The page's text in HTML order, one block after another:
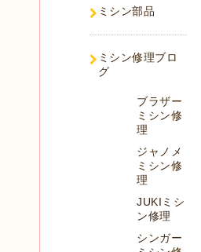
ミシン部品
ミシン修理ブロ
グ
ブラザー
ミシン修
理
ジャノメ
ミシン修
理
JUKIミシ
ン修理
シンガー